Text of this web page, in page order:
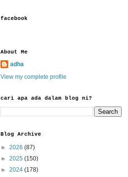
facebook
About Me
adha
View my complete profile
cari apa ada dalam blog ni?
Blog Archive
► 2026 (87)
► 2025 (150)
► 2024 (178)